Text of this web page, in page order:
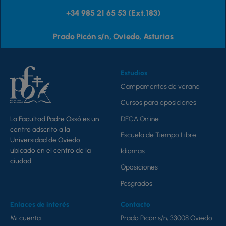
+34 985 21 65 53 (Ext.183)
Prado Picón s/n, Oviedo, Asturias
La Facultad Padre Ossó es un
centro adscrito a la
Universidad de Oviedo
ubicado en el centro de la
ciudad.
Estudios
Campamentos de verano
Cursos para oposiciones
DECA Online
Escuela de Tiempo Libre
Idiomas
Oposiciones
Posgrados
Enlaces de interés
Mi cuenta
Contacto
Prado Picón s/n, 33008 Oviedo